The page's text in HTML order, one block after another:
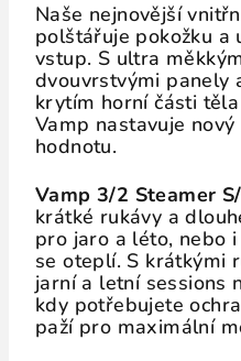
Naše nejnovější
polštářuje pokožku a
vstup. S ultra
dvouvrstvými panely
krytím horní části
Vamp nastavuje
hodnotu.
Vamp 3/2 Steamer
krátké rukávy a
pro jaro a léto, nebo
se oteplí. S krátkými
jarní a letní sessions
kdy potřebujete
paží pro maximální